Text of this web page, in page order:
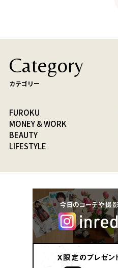
Category
カテゴリー
FUROKU
MONEY & WORK
BEAUTY
LIFESTYLE